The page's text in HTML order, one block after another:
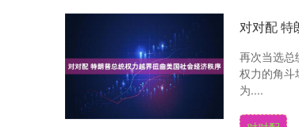
对对配 特
再次当选总
权力的角斗
为....
0.57% 深证成指 14110.12 -